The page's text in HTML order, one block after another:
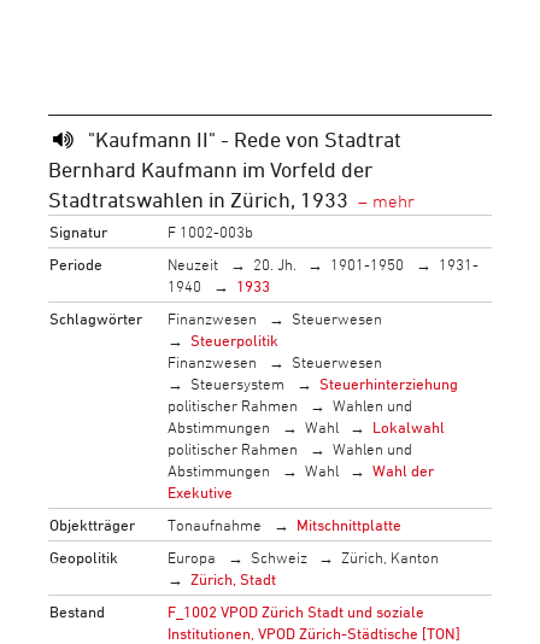
"Kaufmann II" - Rede von Stadtrat
Bernhard Kaufmann im Vorfeld der
Stadtratswahlen in Zürich, 1933
Signatur
F 1002-003b
Periode
Neuzeit 20. Jh. 1901-1950
1931-
1940
1933
Schlagwörter
Finanzwesen
Steuerwesen
Steuerpolitik
Finanzwesen
Steuerwesen
Steuersystem
Steuerhinterziehung
politischer Rahmen
Wahlen und
Abstimmungen
Wahl
Lokalwahl
politischer Rahmen
Wahlen und
Abstimmungen
Wahl
Wahl der
Exekutive
Objektträger
Tonaufnahme
Mitschnittplatte
Geopolitik
Europa Schweiz
Zürich, Kanton
Zürich, Stadt
Bestand
F_1002 VPOD Zürich Stadt und soziale
Institutionen, VPOD Zürich-Städtische [TON]